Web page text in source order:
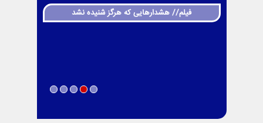
فیلم// هشدارهایی که هرگز شنیده نشد